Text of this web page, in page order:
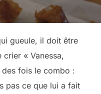
le
gueule, il doit être
« Vanessa,
des fois le combo :
pas ce que lui a fait